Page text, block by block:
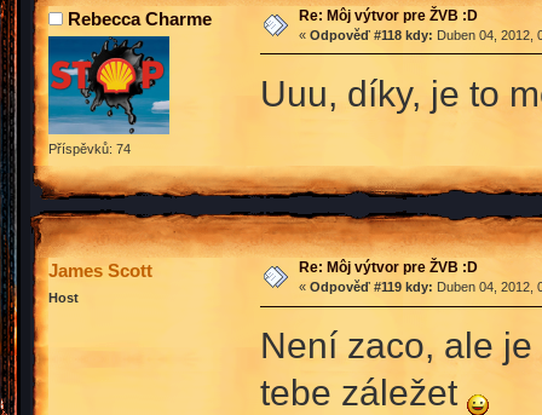
Rebecca Charme
Příspěvků: 74
Re: Môj výtvor pre ŽVB :D
« Odpověď #118 kdy: Duben 04, 2012,
Uuu, díky, je to
James Scott
Host
Re: Môj výtvor pre ŽVB :D
« Odpověď #119 kdy: Duben 04, 2012,
Není zaco, ale
tebe záležet